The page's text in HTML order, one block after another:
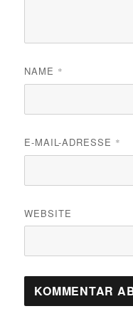
NAME *
E-MAIL-ADRESSE *
WEBSITE